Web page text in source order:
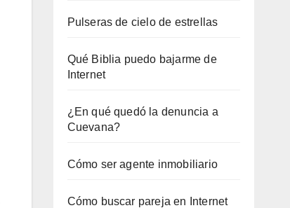
Pulseras de cielo de estrellas
Qué Biblia puedo bajarme de
Internet
¿En qué quedó la denuncia a
Cuevana?
Cómo ser agente inmobiliario
Cómo buscar pareja en Internet